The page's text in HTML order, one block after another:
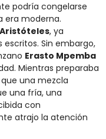
podría congelarse
era moderna.
Aristóteles, ya
Sin embargo,
Erasto Mpemba
Mientras preparaba
una mezcla
una fría, una
con
atrajo la atención